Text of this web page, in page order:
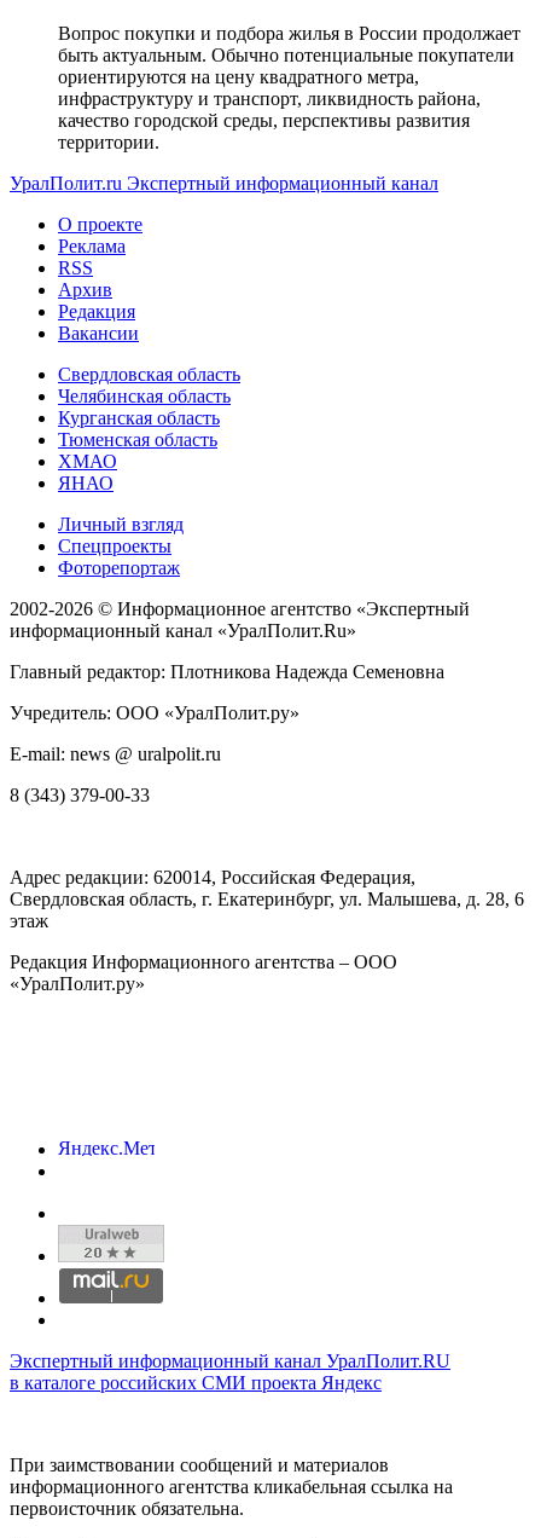
Вопрос покупки и подбора жилья в России продолжает
быть актуальным. Обычно потенциальные покупатели
ориентируются на цену квадратного метра,
инфраструктуру и транспорт, ликвидность района,
качество городской среды, перспективы развития
территории.
УралПолит.ru Экспертный информационный канал
О проекте
Реклама
RSS
Архив
Редакция
Вакансии
Свердловская область
Челябинская область
Курганская область
Тюменская область
ХМАО
ЯНАО
Личный взгляд
Спецпроекты
Фоторепортаж
2002-2026 © Информационное агентство «Экспертный
информационный канал «УралПолит.Ru»
Главный редактор: Плотникова Надежда Семеновна
Учредитель: ООО «УралПолит.ру»
E-mail: news @ uralpolit.ru
8 (343) 379-00-33
Адрес редакции: 620014, Российская Федерация,
Свердловская область, г. Екатеринбург, ул. Малышева, д. 28, 6
этаж
Редакция Информационного агентства – ООО
«УралПолит.ру»
Экспертный информационный канал УралПолит.RU
в каталоге российских СМИ проекта Яндекс
При заимствовании сообщений и материалов
информационного агентства кликабельная ссылка на
первоисточник обязательна.